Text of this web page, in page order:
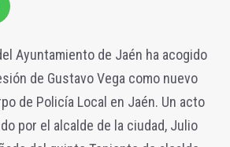
Ayuntamiento de Jaén ha acogido
de Gustavo Vega como nuevo
de Policía Local en Jaén. Un acto
por el alcalde de la ciudad, Julio